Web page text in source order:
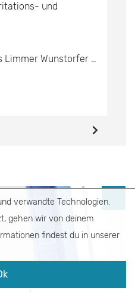
und
Str. 14, 30453 Hannover
verwandte Technologien.
gehen wir von deinem
findest du in unserer